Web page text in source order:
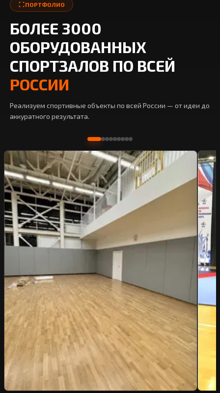
ПОРТФОЛИО
БОЛЕЕ 3000
ОБОРУДОВАННЫХ
СПОРТЗАЛОВ ПО ВСЕЙ
РОССИИ
Реализуем спортивные объекты по всей России — от идеи до
аккуратного результата.